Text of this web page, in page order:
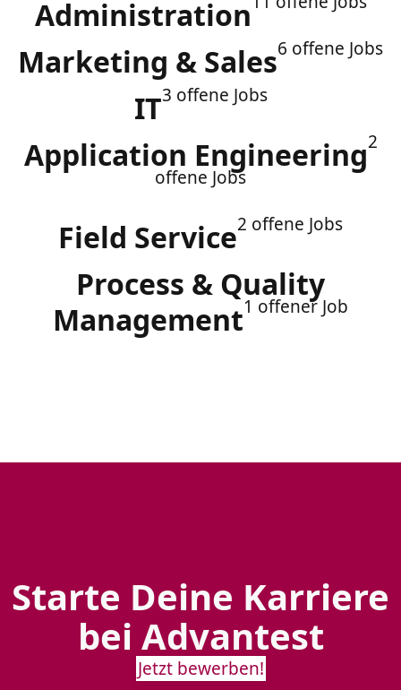
Administration
Marketing & Sales6 offene Jobs
IT3 offene Jobs
Application Engineering2
offene Jobs
Field Service2 offene Jobs
Process & Quality
Management1 offener Job
Starte Deine Karriere
bei Advantest
Jetzt bewerben!